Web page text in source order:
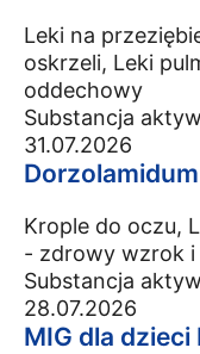
Leki na
oskrzeli, Leki
oddechowy
Substancja
31.07.2026
Krople do oczu,
- zdrowy wzrok i
Substancja
28.07.2026
MIG dla dzieci